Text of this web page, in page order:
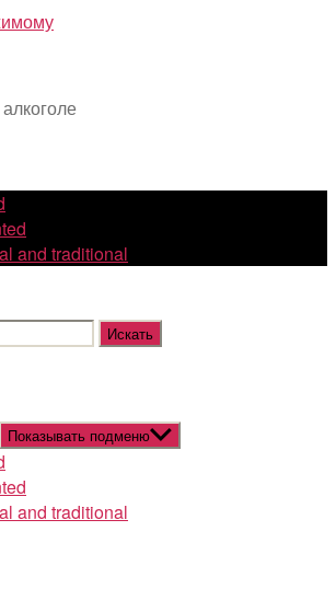
and traditional
Показывать подменю
and traditional